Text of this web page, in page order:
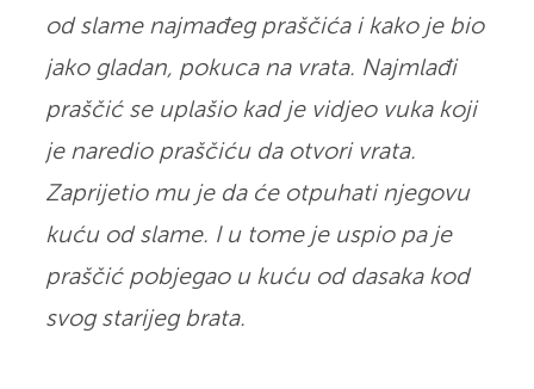
od slame najmađeg praščića i kako je bio
jako gladan, pokuca na vrata. Najmlađi
praščić se uplašio kad je vidjeo vuka koji
je naredio praščiću da otvori vrata.
Zaprijetio mu je da će otpuhati njegovu
kuću od slame. I u tome je uspio pa je
praščić pobjegao u kuću od dasaka kod
svog starijeg brata.